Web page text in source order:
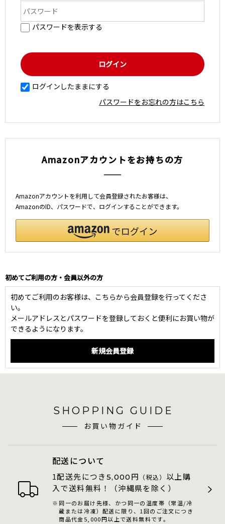
パスワードを表示する
ログインしたままにする
パスワードをお忘れの方はこちら
Amazonアカウントをお持ちの方
Amazonアカウントを利用して会員登録されたお客様は、
AmazonのID、パスワードで、ログインすることができます。
初めてご利用の方・会員以外の方
初めてご利用のお客様は、こちらから会員登録を行ってくださ
い。
メールアドレスとパスワードを登録しておくと便利にお買い物が
できるようになります。
SHOPPING GUIDE
お買い物ガイド
配送について
1配送先につき 5,000 円 （税込） 以上購
入で送料無料！（沖縄県を除く）
同一のお届け先様、かつ同一の温度帯（常温/冷
蔵または冷凍）配送に限り、1回のご注文につき
商品代金5,000円以上で送料無料です。